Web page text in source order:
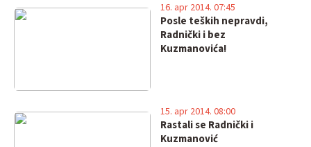
Posle teških nepravdi,
Radnički i bez
Kuzmanovića!
16. apr 2014. 07:45
Rastali se Radnički i
Kuzmanović
15. apr 2014. 08:00